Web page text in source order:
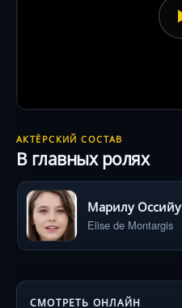
АКТЁРСКИЙ СОСТАВ
В главных ролях
Марилу Оссийу
Elise de Montargis
СМОТРЕТЬ ОНЛАЙН